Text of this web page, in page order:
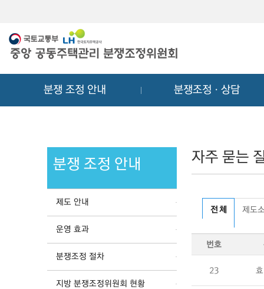
분쟁 조정 안내 분쟁조정ㆍ상담
분쟁 조정 안내
제도 안내
운영 효과
분쟁조정 절차
지방 분쟁조정위원회 현황
자주 묻는
전 체 제도
번호
23